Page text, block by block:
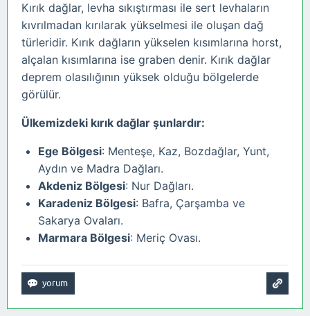
Kırık dağlar, levha sıkıştırması ile sert levhaların
kıvrılmadan kırılarak yükselmesi ile oluşan dağ
türleridir. Kırık dağların yükselen kısımlarına horst,
alçalan kısımlarına ise graben denir. Kırık dağlar
deprem olasılığının yüksek olduğu bölgelerde
görülür.
Ülkemizdeki kırık dağlar şunlardır:
Ege Bölgesi: Menteşe, Kaz, Bozdağlar, Yunt,
Aydın ve Madra Dağları.
Akdeniz Bölgesi: Nur Dağları.
Karadeniz Bölgesi: Bafra, Çarşamba ve
Sakarya Ovaları.
Marmara Bölgesi: Meriç Ovası.